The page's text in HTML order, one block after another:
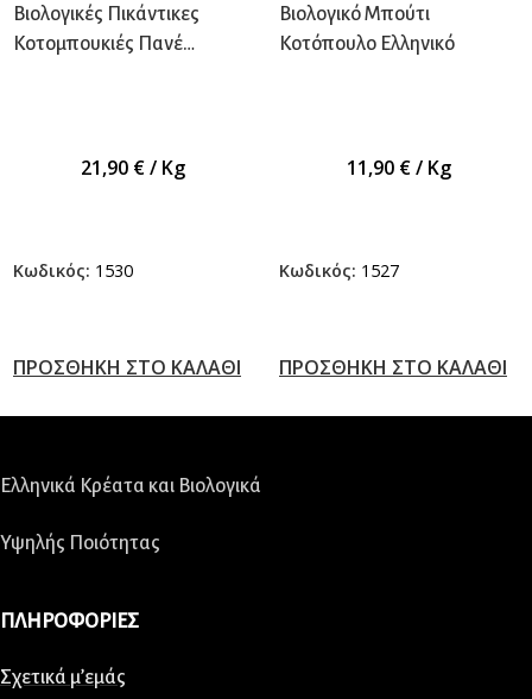
Βιολογικές Πικάντικες
Κοτομπουκιές Πανέ
21,90 €/ Kg
Κωδικός: 1530
ΠΡΟΣΘΗΚΗ ΣΤΟ ΚΑΛΑΘΙ
Βιολογικό Μπούτι
Κοτόπουλο Ελληνικό
11,90 €/ Kg
Κωδικός: 1527
ΠΡΟΣΘΗΚΗ ΣΤΟ ΚΑΛΑΘΙ
Ελληνικά Κρέατα και Βιολογικά
Υψηλής Ποιότητας
ΠΛΗΡΟΦΟΡΙΕΣ
Σχετικά μ’εμάς